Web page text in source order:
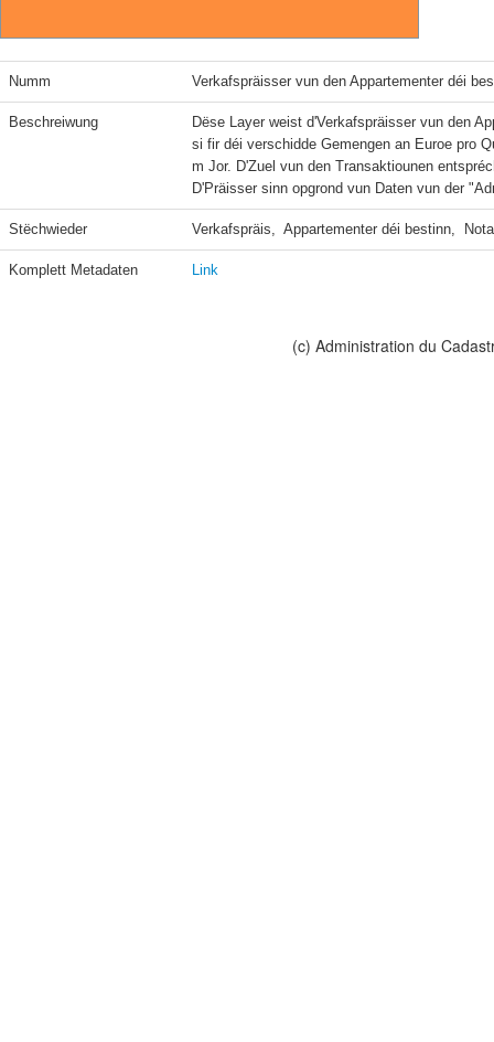
Numm Verkafspräisser vun den Appartementer déi
Beschreiwung
Dëse Layer weist d'Verkafspräisser vun den
si fir déi verschidde Gemengen an Euroe pro
m Jor. D'Zuel vun den Transaktiounen
D'Präisser sinn opgrond vun Daten vun der
Stëchwieder Verkafspräis,  Appartementer déi bestinn,
Komplett Metadaten Link
(c) Administration du